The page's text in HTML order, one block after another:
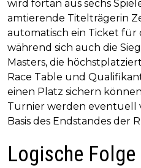
wird fortan aus sechs
amtierende Titelträgerin
automatisch ein Ticket für
während sich auch die
Masters, die
Race Table und
einen Platz sichern
Turnier werden eventuell
Basis des Endstandes der
Logische Folge